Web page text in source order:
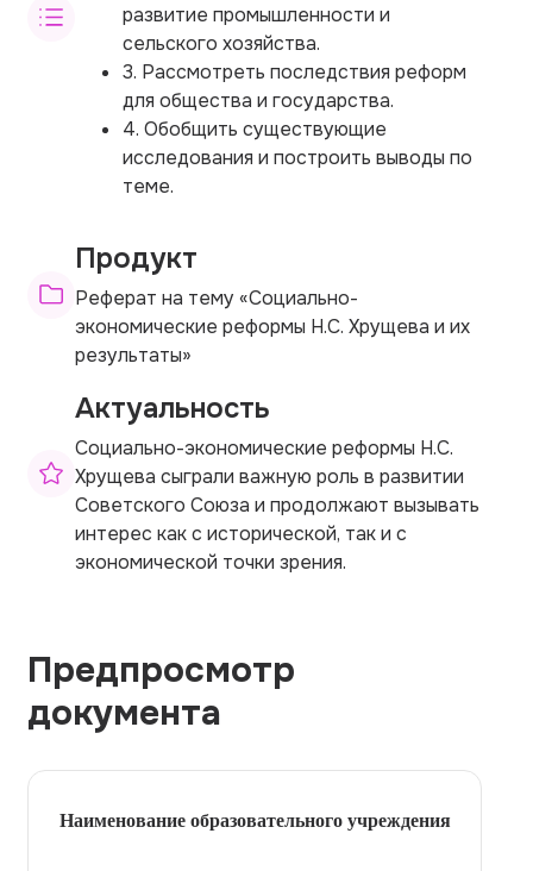
развитие промышленности и
сельского хозяйства.
3. Рассмотреть последствия реформ
для общества и государства.
4. Обобщить существующие
исследования и построить выводы по
теме.
Продукт
Реферат на тему «Социально-
экономические реформы Н.С. Хрущева и их
результаты»
Актуальность
Социально-экономические реформы Н.С.
Хрущева сыграли важную роль в развитии
Советского Союза и продолжают вызывать
интерес как с исторической, так и с
экономической точки зрения.
Предпросмотр
документа
Наименование образовательного учреждения